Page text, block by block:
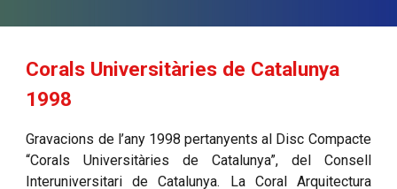
Corals Universitàries de Catalunya
1998
Gravacions de l’any 1998 pertanyents al Disc Compacte
“Corals Universitàries de Catalunya”, del Consell
Interuniversitari de Catalunya. La Coral Arquitectura